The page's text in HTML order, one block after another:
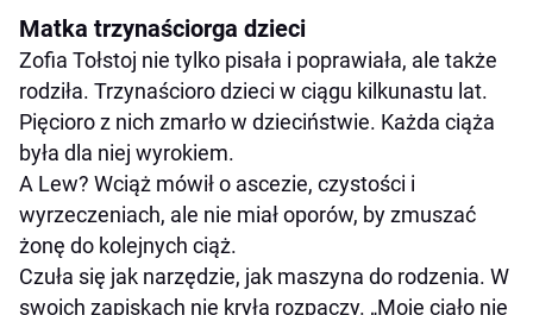
Matka trzynaściorga dzieci
Zofia Tołstoj nie tylko pisała i poprawiała, ale także
rodziła. Trzynaścioro dzieci w ciągu kilkunastu lat.
Pięcioro z nich zmarło w dzieciństwie. Każda ciąża
była dla niej wyrokiem.
A Lew? Wciąż mówił o ascezie, czystości i
wyrzeczeniach, ale nie miał oporów, by zmuszać
żonę do kolejnych ciąż.
Czuła się jak narzędzie, jak maszyna do rodzenia. W
swoich zapiskach nie kryła rozpaczy. „Moje ciało nie